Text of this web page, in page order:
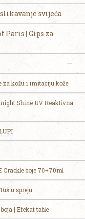
svijeća
Paris | Gips za
za kožu i imitaciju kože
Shine UV Reaktivna
Crackle boje 70+70ml
u spreju
| Efekat table